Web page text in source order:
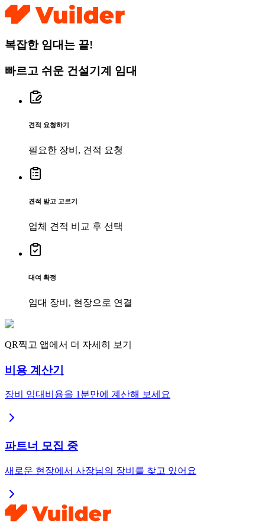
복잡한 임대는 끝!
빠르고 쉬운 건설기계 임대
견적 요청하기
필요한 장비, 견적 요청
견적 받고 고르기
업체 견적 비교 후 선택
대여 확정
임대 장비, 현장으로 연결
QR찍고 앱에서 더 자세히 보기
비용 계산기
장비 임대비용을 1분만에 계산해 보세요
파트너 모집 중
새로운 현장에서 사장님의 장비를 찾고 있어요